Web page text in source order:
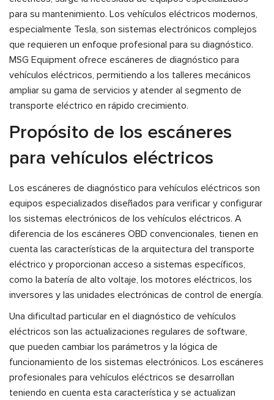
para su mantenimiento. Los vehículos eléctricos modernos,
especialmente Tesla, son sistemas electrónicos complejos
que requieren un enfoque profesional para su diagnóstico.
MSG Equipment ofrece escáneres de diagnóstico para
vehículos eléctricos, permitiendo a los talleres mecánicos
ampliar su gama de servicios y atender al segmento de
transporte eléctrico en rápido crecimiento.
Propósito de los escáneres
para vehículos eléctricos
Los escáneres de diagnóstico para vehículos eléctricos son
equipos especializados diseñados para verificar y configurar
los sistemas electrónicos de los vehículos eléctricos. A
diferencia de los escáneres OBD convencionales, tienen en
cuenta las características de la arquitectura del transporte
eléctrico y proporcionan acceso a sistemas específicos,
como la batería de alto voltaje, los motores eléctricos, los
inversores y las unidades electrónicas de control de energía.
Una dificultad particular en el diagnóstico de vehículos
eléctricos son las actualizaciones regulares de software,
que pueden cambiar los parámetros y la lógica de
funcionamiento de los sistemas electrónicos. Los escáneres
profesionales para vehículos eléctricos se desarrollan
teniendo en cuenta esta característica y se actualizan